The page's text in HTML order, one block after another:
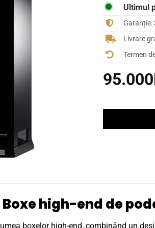
Ultimul
Garanție:
Livrare
Termen
95.000
Boxe high-end de
boxelor high-end, combinând un